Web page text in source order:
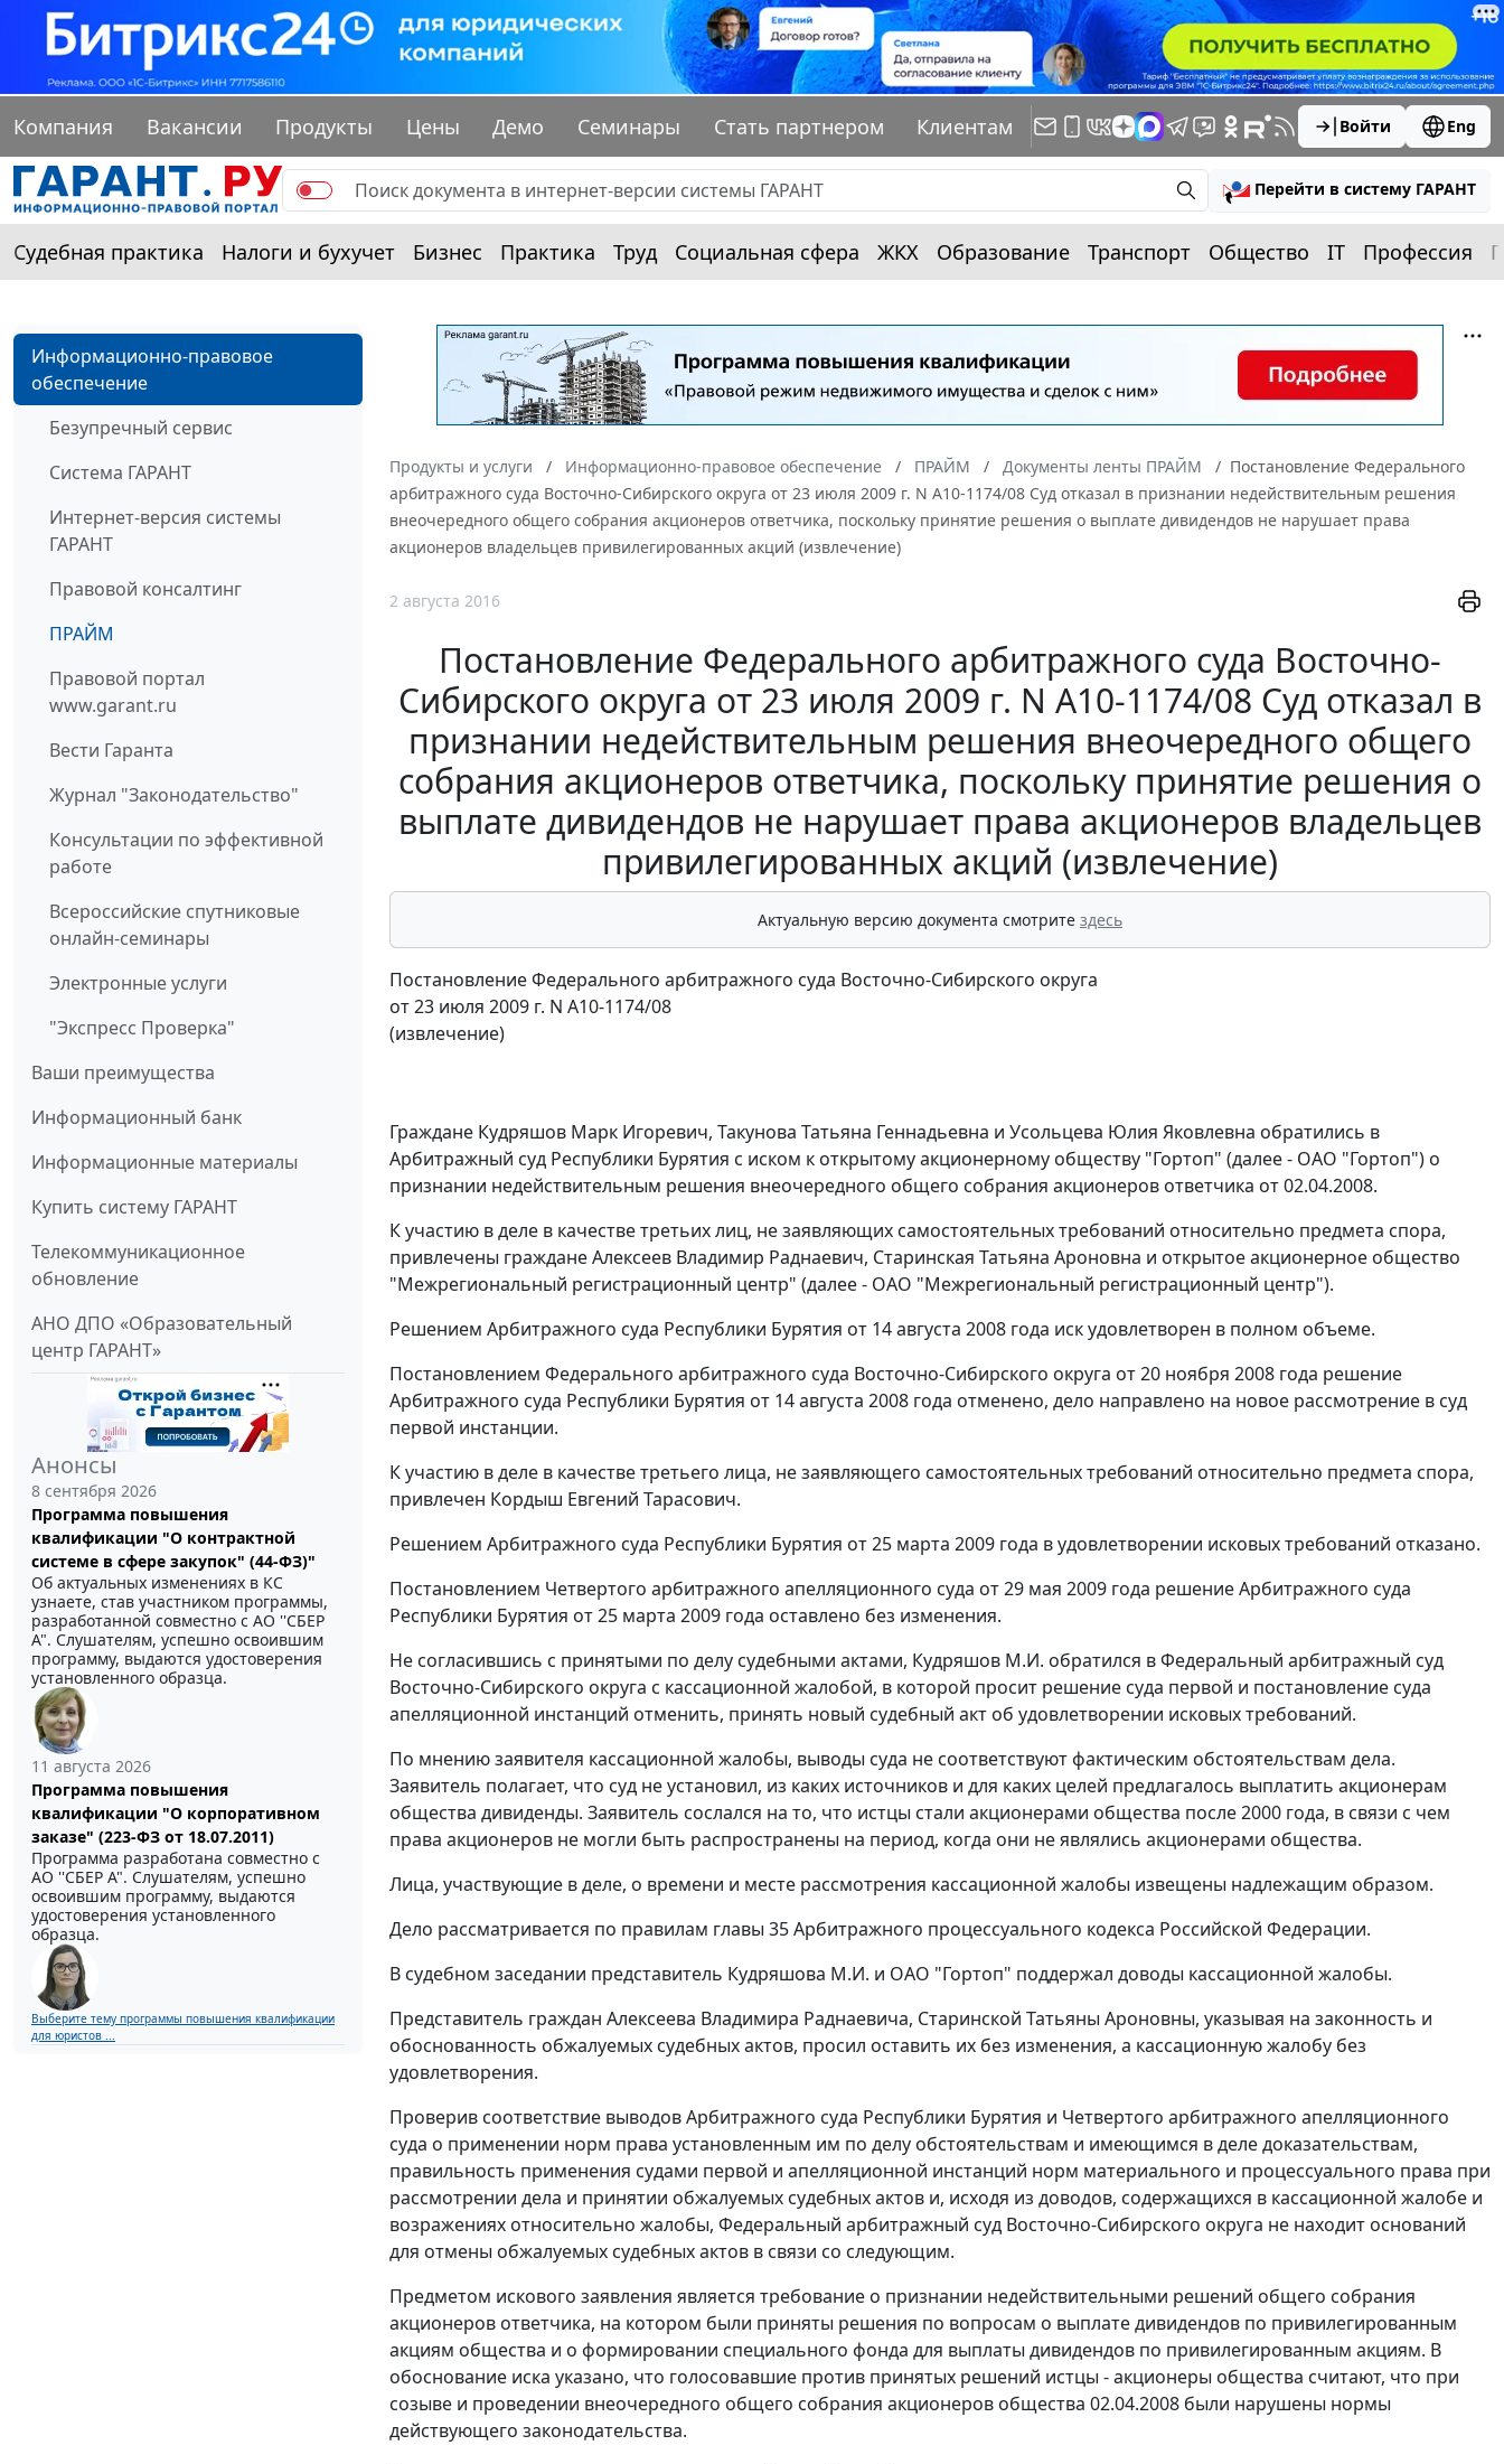
Компания Вакансии Продукты Цены Демо Семинары Стать партнером Клиентам Войти Eng
Перейти в систему ГАРАНТ
Судебная практика Налоги и бухучет Бизнес Практика Труд Социальная сфера ЖКХ Образование Транспорт Общество IT Профессия
Информационно-правовое
обеспечение
Безупречный сервис
Система ГАРАНТ
Интернет-версия системы
ГАРАНТ
Правовой консалтинг
ПРАЙМ
Правовой портал
www.garant.ru
Вести Гаранта
Журнал "Законодательство"
Консультации по эффективной
работе
Всероссийские спутниковые
онлайн-семинары
Электронные услуги
"Экспресс Проверка"
Ваши преимущества
Информационный банк
Информационные материалы
Купить систему ГАРАНТ
Телекоммуникационное
обновление
АНО ДПО «Образовательный
центр ГАРАНТ»
Анонсы
8 сентября 2026
Программа повышения
квалификации "О контрактной
системе в сфере закупок" (44-ФЗ)"
Об актуальных изменениях в КС
узнаете, став участником программы,
разработанной совместно с АО ''СБЕР
А". Слушателям, успешно освоившим
программу, выдаются удостоверения
установленного образца.
11 августа 2026
Программа повышения
квалификации "О корпоративном
заказе" (223-ФЗ от 18.07.2011)
Программа разработана совместно с
АО ''СБЕР А". Слушателям, успешно
освоившим программу, выдаются
удостоверения установленного
образца.
Выберите тему программы повышения квалификации
для юристов ...
Продукты и услуги Информационно-правовое обеспечение ПРАЙМ Документы ленты ПРАЙМ
Постановление Федерального
арбитражного суда Восточно-Сибирского округа от 23 июля 2009 г. N А10-1174/08 Суд отказал в признании недействительным решения
внеочередного общего собрания акционеров ответчика, поскольку принятие решения о выплате дивидендов не нарушает права
акционеров владельцев привилегированных акций (извлечение)
2 августа 2016
Постановление Федерального арбитражного суда Восточно-
Сибирского округа от 23 июля 2009 г. N А10-1174/08 Суд отказал в
признании недействительным решения внеочередного общего
собрания акционеров ответчика, поскольку принятие решения о
выплате дивидендов не нарушает права акционеров владельцев
привилегированных акций (извлечение)
Актуальную версию документа смотрите здесь
Постановление Федерального арбитражного суда Восточно-Сибирского округа
от 23 июля 2009 г. N А10-1174/08
(извлечение)
Граждане Кудряшов Марк Игоревич, Такунова Татьяна Геннадьевна и Усольцева Юлия Яковлевна обратились в
Арбитражный суд Республики Бурятия с иском к открытому акционерному обществу "Гортоп" (далее - ОАО "Гортоп") о
признании недействительным решения внеочередного общего собрания акционеров ответчика от 02.04.2008.
К участию в деле в качестве третьих лиц, не заявляющих самостоятельных требований относительно предмета спора,
привлечены граждане Алексеев Владимир Раднаевич, Старинская Татьяна Ароновна и открытое акционерное общество
"Межрегиональный регистрационный центр" (далее - ОАО "Межрегиональный регистрационный центр").
Решением Арбитражного суда Республики Бурятия от 14 августа 2008 года иск удовлетворен в полном объеме.
Постановлением Федерального арбитражного суда Восточно-Сибирского округа от 20 ноября 2008 года решение
Арбитражного суда Республики Бурятия от 14 августа 2008 года отменено, дело направлено на новое рассмотрение в суд
первой инстанции.
К участию в деле в качестве третьего лица, не заявляющего самостоятельных требований относительно предмета спора,
привлечен Кордыш Евгений Тарасович.
Решением Арбитражного суда Республики Бурятия от 25 марта 2009 года в удовлетворении исковых требований отказано.
Постановлением Четвертого арбитражного апелляционного суда от 29 мая 2009 года решение Арбитражного суда
Республики Бурятия от 25 марта 2009 года оставлено без изменения.
Не согласившись с принятыми по делу судебными актами, Кудряшов М.И. обратился в Федеральный арбитражный суд
Восточно-Сибирского округа с кассационной жалобой, в которой просит решение суда первой и постановление суда
апелляционной инстанций отменить, принять новый судебный акт об удовлетворении исковых требований.
По мнению заявителя кассационной жалобы, выводы суда не соответствуют фактическим обстоятельствам дела.
Заявитель полагает, что суд не установил, из каких источников и для каких целей предлагалось выплатить акционерам
общества дивиденды. Заявитель сослался на то, что истцы стали акционерами общества после 2000 года, в связи с чем
права акционеров не могли быть распространены на период, когда они не являлись акционерами общества.
Лица, участвующие в деле, о времени и месте рассмотрения кассационной жалобы извещены надлежащим образом.
Дело рассматривается по правилам главы 35Арбитражного процессуального кодекса Российской Федерации.
В судебном заседании представитель Кудряшова М.И. и ОАО "Гортоп" поддержал доводы кассационной жалобы.
Представитель граждан Алексеева Владимира Раднаевича, Старинской Татьяны Ароновны, указывая на законность и
обоснованность обжалуемых судебных актов, просил оставить их без изменения, а кассационную жалобу без
удовлетворения.
Проверив соответствие выводов Арбитражного суда Республики Бурятия и Четвертого арбитражного апелляционного
суда о применении норм права установленным им по делу обстоятельствам и имеющимся в деле доказательствам,
правильность применения судами первой и апелляционной инстанций норм материального и процессуального права при
рассмотрении дела и принятии обжалуемых судебных актов и, исходя из доводов, содержащихся в кассационной жалобе и
возражениях относительно жалобы, Федеральный арбитражный суд Восточно-Сибирского округа не находит оснований
для отмены обжалуемых судебных актов в связи со следующим.
Предметом искового заявления является требование о признании недействительными решений общего собрания
акционеров ответчика, на котором были приняты решения по вопросам о выплате дивидендов по привилегированным
акциям общества и о формировании специального фонда для выплаты дивидендов по привилегированным акциям. В
обоснование иска указано, что голосовавшие против принятых решений истцы - акционеры общества считают, что при
созыве и проведении внеочередного общего собрания акционеров общества 02.04.2008 были нарушены нормы
действующего законодательства.